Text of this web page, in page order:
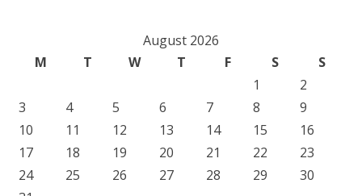
August 2026
M
T W T F S
S
1
2
3
4 5 6 7 8
9
10
11 12 13 14 15
16
17
18 19 20 21 22
23
24
25 26 27 28 29
30